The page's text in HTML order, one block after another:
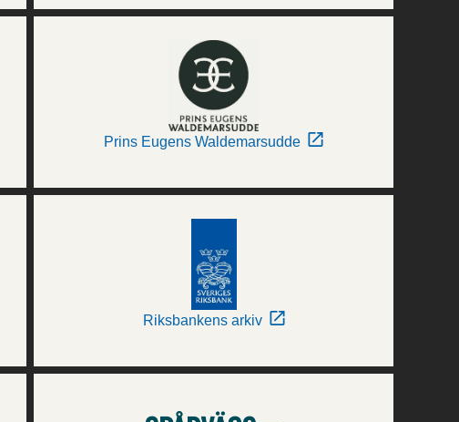
Prins Eugens Waldemarsudde
Riksbankens arkiv